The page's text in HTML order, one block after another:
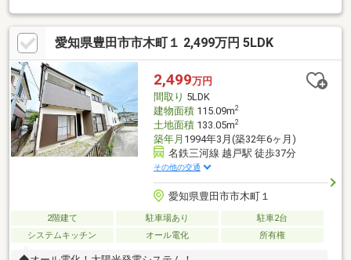
宅 〈リフォーム情報〉◇2026年4
月 屋根〇豊田市内を中心に数百件の物件を取り扱っていま
す。 ご予約方法／＞＞
0120-50-8310 【通話無料】＞＞ 「資料請求」 ボタ
ン 無理なく失敗しないマイホー
ム探しを応援！まずはお会いするところから始めてみませんか？
ご来店お待ちしております(^^♪
愛知県豊田市市木町１ 2,499万円 5LDK
2,499万円
間取り 5LDK
建物面積115.09m2
土地面積133.05m2
築年月 1994年3月(築32年6ヶ月)
名鉄三河線 越戸駅 徒歩37分
その他の交通
愛知県豊田市市木町１
2階建て 駐車場あり
駐車2台
システムキッチン
オール電化 所有権